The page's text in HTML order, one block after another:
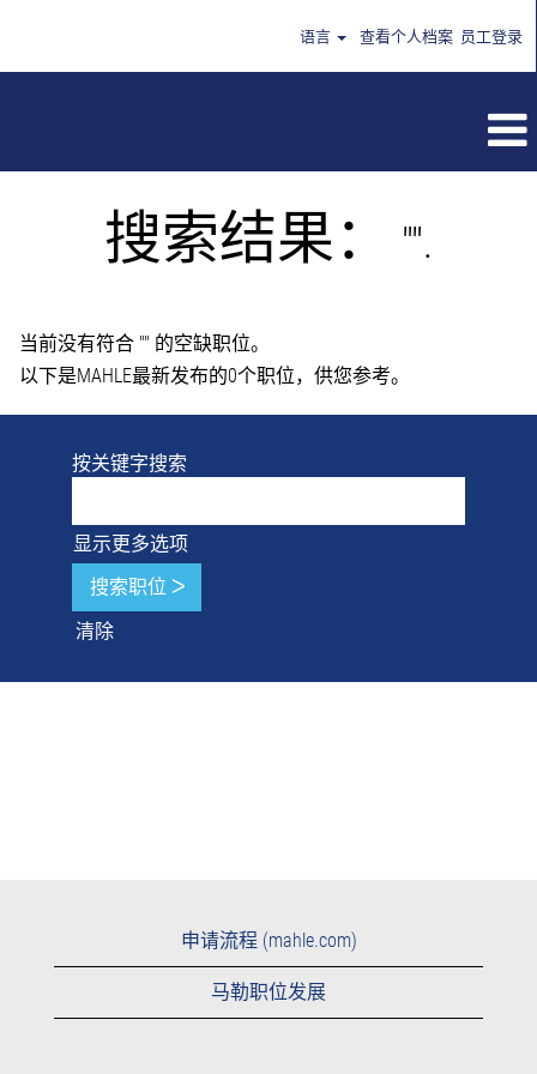
语言 查看个人档案 员工登录
搜索结果： "".
当前没有符合 "" 的空缺职位。
以下是MAHLE最新发布的0个职位，供您参考。
按关键字搜索
显示更多选项
清除
申请流程 (mahle.com)
马勒职位发展